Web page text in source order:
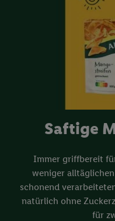
Saftige
Immer griffbereit
weniger
schonend
natürlich ohne
für